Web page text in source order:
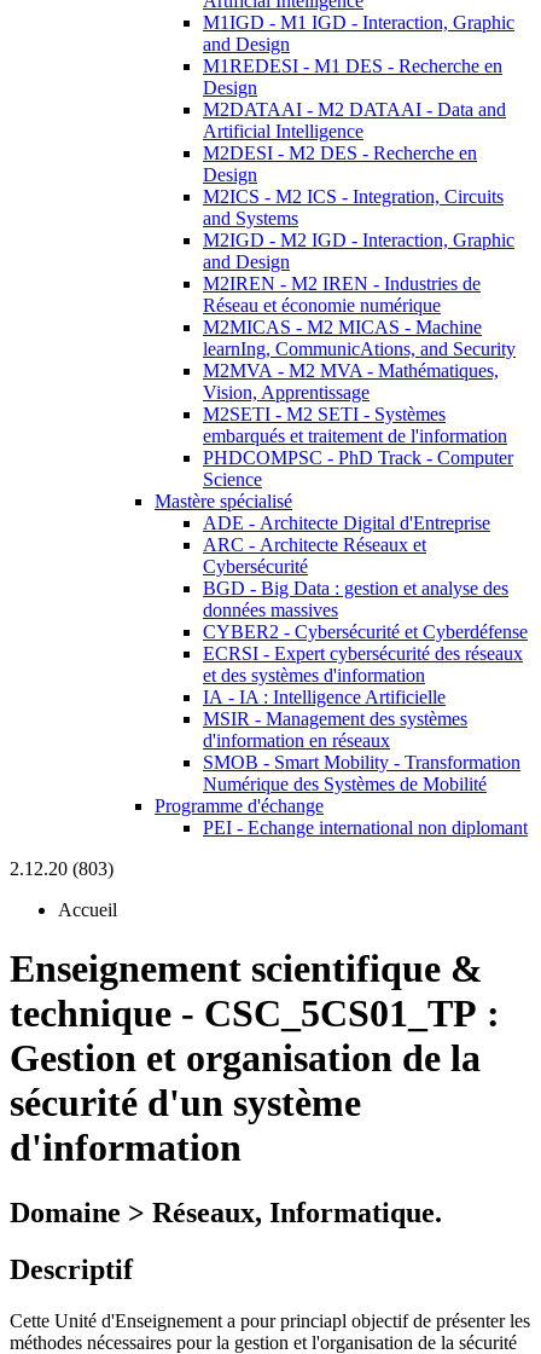
M1IGD - M1 IGD - Interaction, Graphic
and Design
M1REDESI - M1 DES - Recherche en
Design
M2DATAAI - M2 DATAAI - Data and
Artificial Intelligence
M2DESI - M2 DES - Recherche en
Design
M2ICS - M2 ICS - Integration, Circuits
and Systems
M2IGD - M2 IGD - Interaction, Graphic
and Design
M2IREN - M2 IREN - Industries de
Réseau et économie numérique
M2MICAS - M2 MICAS - Machine
learnIng, CommunicAtions, and Security
M2MVA - M2 MVA - Mathématiques,
Vision, Apprentissage
M2SETI - M2 SETI - Systèmes
embarqués et traitement de l'information
PHDCOMPSC - PhD Track - Computer
Science
Mastère spécialisé
ADE - Architecte Digital d'Entreprise
ARC - Architecte Réseaux et
Cybersécurité
BGD - Big Data : gestion et analyse des
données massives
CYBER2 - Cybersécurité et Cyberdéfense
ECRSI - Expert cybersécurité des réseaux
et des systèmes d'information
IA - IA : Intelligence Artificielle
MSIR - Management des systèmes
d'information en réseaux
SMOB - Smart Mobility - Transformation
Numérique des Systèmes de Mobilité
Programme d'échange
PEI - Echange international non diplomant
2.12.20 (803)
Accueil
Enseignement scientifique &
technique - CSC_5CS01_TP :
Gestion et organisation de la
sécurité d'un système
d'information
Domaine > Réseaux, Informatique.
Descriptif
Cette Unité d'Enseignement a pour princiapl objectif de présenter les
méthodes nécessaires pour la gestion et l'organisation de la sécurité